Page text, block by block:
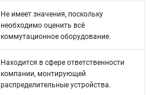
Не имеет значения, поскольку
необходимо оценить всё
коммутационное оборудование.
Находится в сфере ответственности
компании, монтирующей
распределительные устройства.